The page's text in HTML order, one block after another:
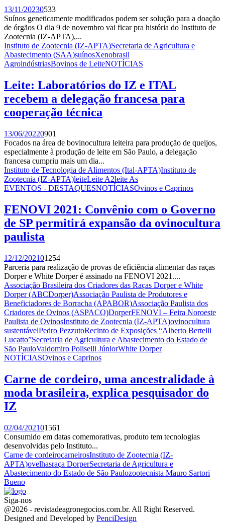
13/11/20230533
Suínos geneticamente modificados podem ser solução para a doação
de órgãos O dia 9 de novembro vai ficar pra história do Instituto de
Zootecnia (IZ-APTA),...
Instituto de Zootecnia (IZ-APTA)Secretaria de Agricultura e
Abastecimento (SAA)suínosXenobrasil
AgroindústriasBovinos de LeiteNOTÍCIAS
Leite: Laboratórios do IZ e ITAL
recebem a delegação francesa para
cooperação técnica
13/06/20220901
Focados na área de bovinocultura leiteira para produção de queijos,
especialmente à produção de leite em São Paulo, a delegação
francesa cumpriu mais um dia...
Instituto de Tecnologia de Alimentos (Ital-APTA)Instituto de
Zootecnia (IZ-APTA)leiteLeite A2leite As
EVENTOS - DESTAQUESNOTÍCIASOvinos e Caprinos
FENOVI 2021: Convênio com o Governo
de SP permitirá expansão da ovinocultura
paulista
12/12/202101254
Parceria para realização de provas de eficiência alimentar das raças
Dorper e White Dorper é assinado na FENOVI 2021....
Associação Brasileira dos Criadores das Raças Dorper e White
Dorper (ABCDorper)Associação Paulista de Produtores e
Beneficiadores de Borracha (APABOR)Associação Paulista dos
Criadores de Ovinos (ASPACO)DorperFENOVI – Feira Noroeste
Paulista de OvinosInstituto de Zootecnia (IZ-APTA)ovinocultura
sustentávelPedro PezzutoRecinto de Exposições “Alberto Bertelli
Lucatto”Secretaria de Agricultura e Abastecimento do Estado de
São PauloValdomiro Poliselli JúniorWhite Dorper
NOTÍCIASOvinos e Caprinos
Carne de cordeiro, uma ancestralidade à
moda brasileira, explica pesquisador do
IZ
02/04/202101561
Consumido em datas comemorativas, produto tem tecnologias
desenvolvidas pelo Instituto...
Carne de cordeirocarneirosInstituto de Zootecnia (IZ-
APTA)ovelhasraça DorperSecretaria de Agricultura e
Abastecimento do Estado de São Paulozootecnista Mauro Sartori
Bueno
Siga-nos
Facebook
Twitter
Instagram
Linkedin
Youtube
Email
@2026 - revistadeagronegocios.com.br. All Right Reserved.
Designed and Developed by PenciDesign